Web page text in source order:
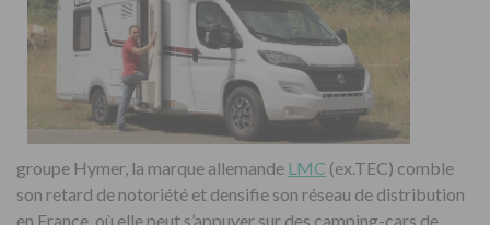
groupe Hymer, la marque allemande LMC (ex.TEC) comble
son retard de notoriété et densifie son réseau de distribution
en France, où elle peut s’appuyer sur des camping-cars de